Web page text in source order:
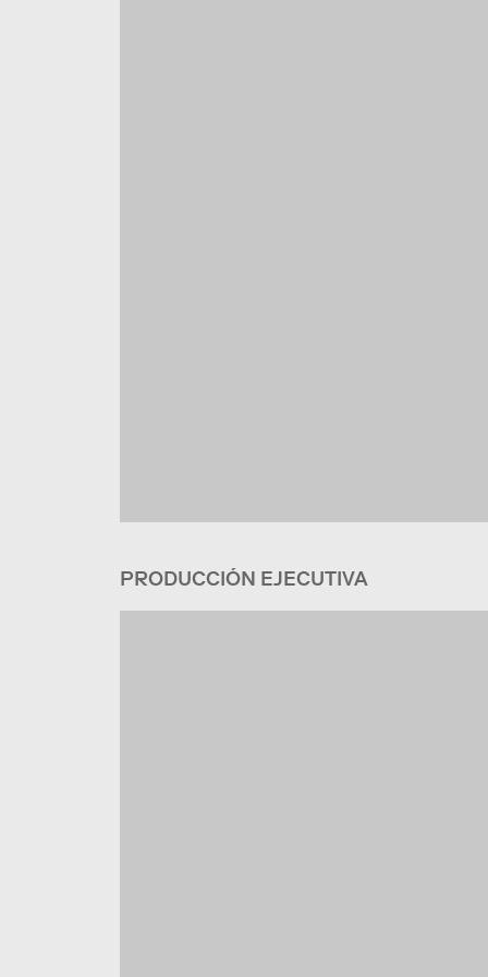
PRODUCCIÓN EJECUTIVA